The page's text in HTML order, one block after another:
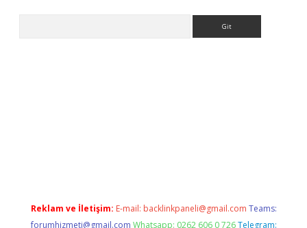
Reklam ve İletişim: E-mail: backlinkpaneli@gmail.com Teams:
forumhizmeti@gmail.com Whatsapp: 0262 606 0 726 Telegram: